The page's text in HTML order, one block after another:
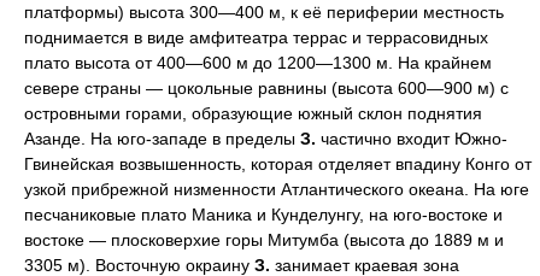
платформы) высота 300—400 м, к её периферии местность
поднимается в виде амфитеатра террас и террасовидных
плато высота от 400—600 м до 1200—1300 м. На крайнем
севере страны — цокольные равнины (высота 600—900 м) с
островными горами, образующие южный склон поднятия
Азанде. На юго-западе в пределы З. частично входит Южно-
Гвинейская возвышенность, которая отделяет впадину Конго от
узкой прибрежной низменности Атлантического океана. На юге
песчаниковые плато Маника и Кунделунгу, на юго-востоке и
востоке — плосковерхие горы Митумба (высота до 1889 м и
3305 м). Восточную окраину З. занимает краевая зона